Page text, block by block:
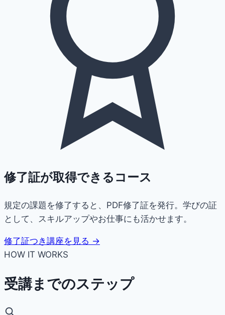
修了証が取得できるコース
規定の課題を修了すると、PDF修了証を発行。学びの証
として、スキルアップやお仕事にも活かせます。
修了証つき講座を見る →
HOW IT WORKS
受講までのステップ